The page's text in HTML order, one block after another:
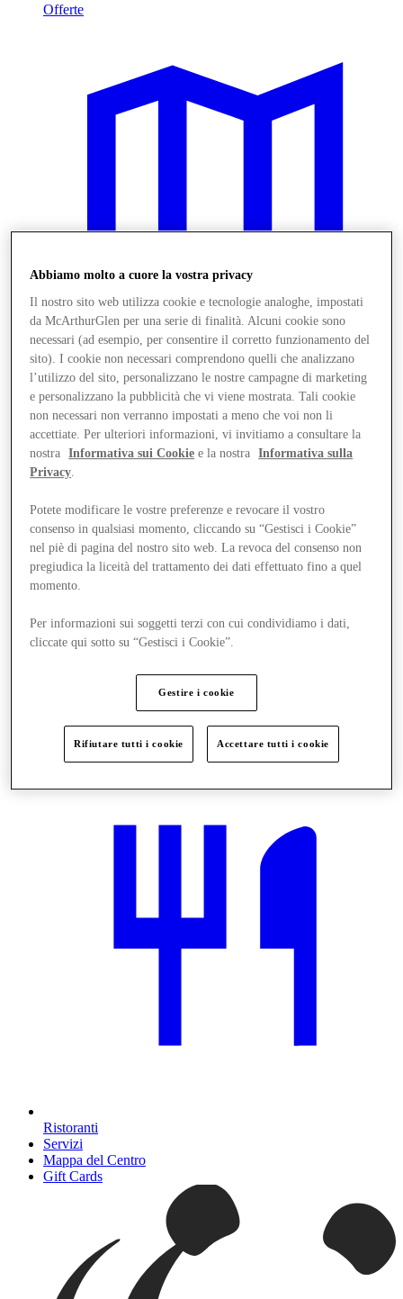
Offerte
Vieni a trovarci
Ristoranti
Servizi
Mappa del Centro
Gift Cards
Abbiamo molto a cuore la vostra privacy
Il nostro sito web utilizza cookie e tecnologie analoghe, impostati
da McArthurGlen per una serie di finalità. Alcuni cookie sono
necessari (ad esempio, per consentire il corretto funzionamento del
sito). I cookie non necessari comprendono quelli che analizzano
l’utilizzo del sito, personalizzano le nostre campagne di marketing
e personalizzano la pubblicità che vi viene mostrata. Tali cookie
non necessari non verranno impostati a meno che voi non li
accettiate. Per ulteriori informazioni, vi invitiamo a consultare la
nostra
Informativa sui Cookie e la nostra
Informativa sulla
Privacy
Potete modificare le vostre preferenze e revocare il vostro
consenso in qualsiasi momento, cliccando su “Gestisci i Cookie”
nel piè di pagina del nostro sito web. La revoca del consenso non
pregiudica la liceità del trattamento dei dati effettuato fino a quel
momento.
Per informazioni sui soggetti terzi con cui condividiamo i dati,
cliccate qui sotto su “Gestisci i Cookie”.
Gestire i cookie
Rifiutare tutti i cookie Accettare tutti i cookie